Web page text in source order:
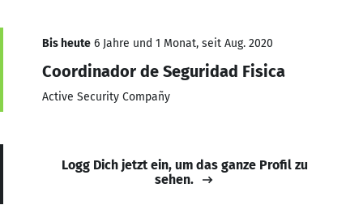
Bis heute 6 Jahre und 1 Monat, seit Aug. 2020
Coordinador de Seguridad Fisica
Active Security Compañy
Logg Dich jetzt ein, um das ganze Profil zu
sehen.